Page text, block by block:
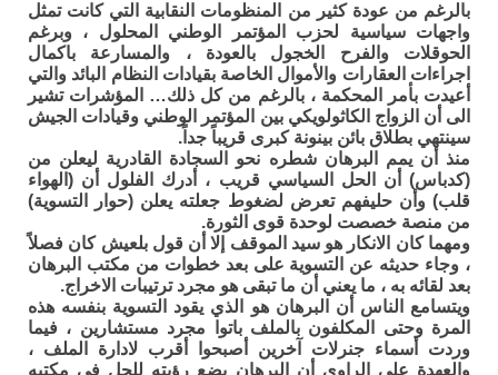
بالرغم من عودة كثير من المنظومات النقابية التي كانت تمثل
واجهات سياسية لحزب المؤتمر الوطني المحلول ، وبرغم
الحوقلات والفرح الخجول بالعودة ، والمسارعة باكمال
اجراءات العقارات والأموال الخاصة بقيادات النظام البائد والتي
أعيدت بأمر المحكمة ، بالرغم من كل ذلك… المؤشرات تشير
الى أن الزواج الكاثولويكي بين المؤتمر الوطني وقيادات الجيش
سينتهي بطلاق بائن بينونة كبرى قريباً جداً.
منذ أن يمم البرهان شطره نحو السجادة القادرية ليعلن من
(كدباس) أن الحل السياسي قريب ، أدرك الفلول أن (الهواء
قلب) وأن حليفهم تعرض لضغوط جعلته يعلن (حوار التسوية)
من منصة خصصت لوحدة قوى الثورة.
ومهما كان الانكار هو سيد الموقف إلا أن قول بلعيش كان فصلاً
، وجاء حديثه عن التسوية على بعد خطوات من مكتب البرهان
بعد لقائه به ، ما يعني أن ما تبقى هو مجرد ترتيبات الاخراج.
ويتسامع الناس أن البرهان هو الذي يقود التسوية بنفسه هذه
المرة وحتى المكلفون بالملف باتوا مجرد مستشارين ، فيما
وردت أسماء جنرلات آخرين أصبحوا أقرب لادارة الملف ،
والعهدة على الراوي أن البرهان يضع رؤيته للحل في مكتبه